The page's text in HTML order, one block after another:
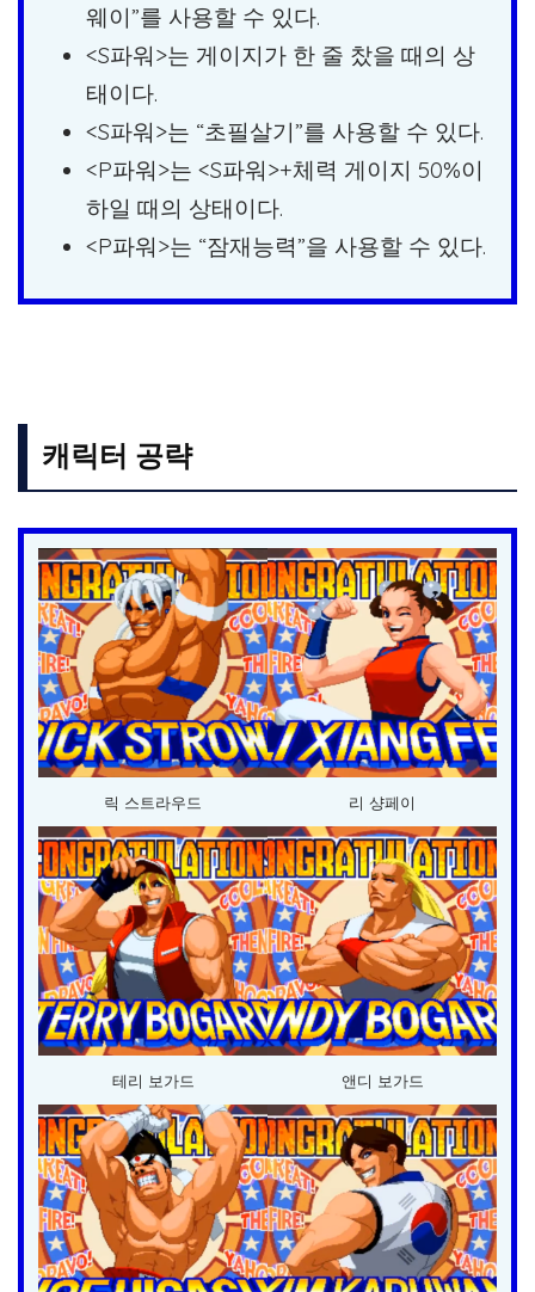
웨이”를 사용할 수 있다.
<S파워>는 게이지가 한 줄 찼을 때의 상
태이다.
<S파워>는 “초필살기”를 사용할 수 있다.
<P파워>는 <S파워>+체력 게이지 50%이
하일 때의 상태이다.
<P파워>는 “잠재능력”을 사용할 수 있다.
캐릭터 공략
릭 스트라우드 리 샹페이
테리 보가드 앤디 보가드